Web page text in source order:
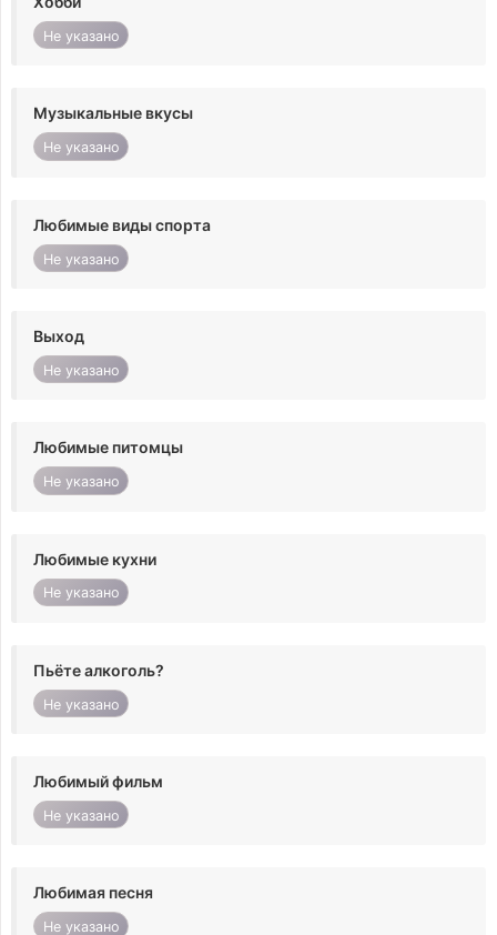
Не указано
Музыкальные вкусы
Не указано
Любимые виды спорта
Не указано
Выход
Не указано
Любимые питомцы
Не указано
Любимые кухни
Не указано
Пьёте алкоголь?
Не указано
Любимый фильм
Не указано
Любимая песня
Не указано